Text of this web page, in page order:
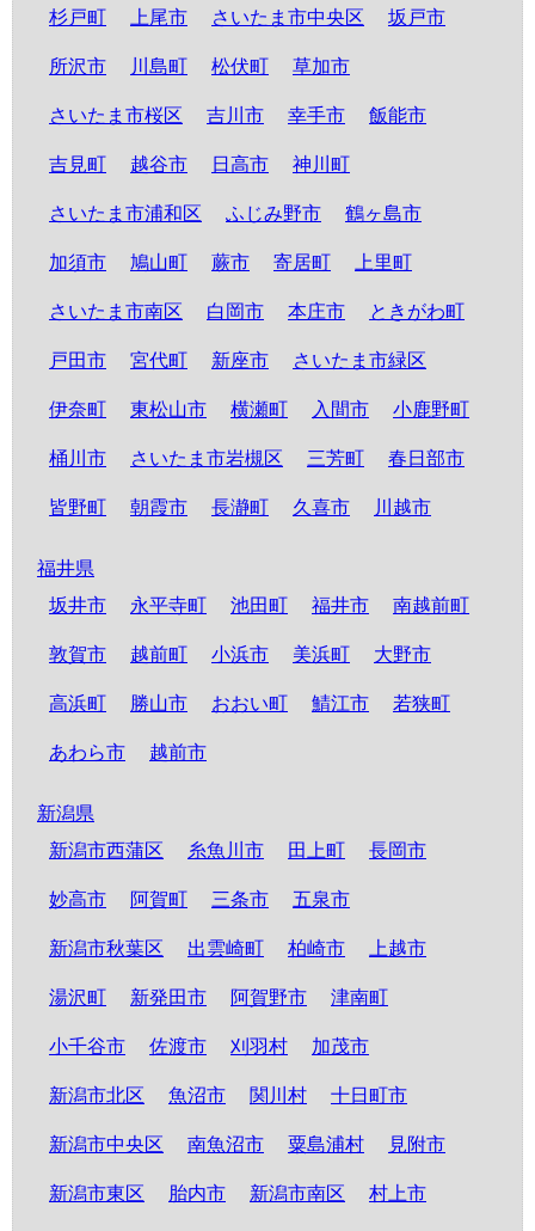
杉戸町 上尾市 さいたま市中央区 坂戸市
所沢市 川島町 松伏町 草加市
さいたま市桜区 吉川市 幸手市 飯能市
吉見町 越谷市 日高市 神川町
さいたま市浦和区 ふじみ野市 鶴ヶ島市
加須市 鳩山町 蕨市 寄居町 上里町
さいたま市南区 白岡市 本庄市 ときがわ町
戸田市 宮代町 新座市 さいたま市緑区
伊奈町 東松山市 横瀬町 入間市 小鹿野町
桶川市 さいたま市岩槻区 三芳町 春日部市
皆野町 朝霞市 長瀞町 久喜市 川越市
福井県
坂井市
永平寺町 池田町 福井市 南越前町
敦賀市 越前町 小浜市 美浜町 大野市
高浜町 勝山市 おおい町 鯖江市 若狭町
あわら市 越前市
新潟県
新潟市西蒲区
糸魚川市 田上町 長岡市
妙高市 阿賀町 三条市 五泉市
新潟市秋葉区 出雲崎町 柏崎市 上越市
湯沢町 新発田市 阿賀野市 津南町
小千谷市 佐渡市 刈羽村 加茂市
新潟市北区 魚沼市 関川村 十日町市
新潟市中央区 南魚沼市 粟島浦村 見附市
新潟市東区 胎内市 新潟市南区 村上市